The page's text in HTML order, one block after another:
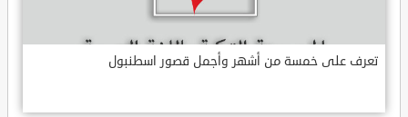
تعرف على خمسة من أشهر وأجمل قصور اسطنبول